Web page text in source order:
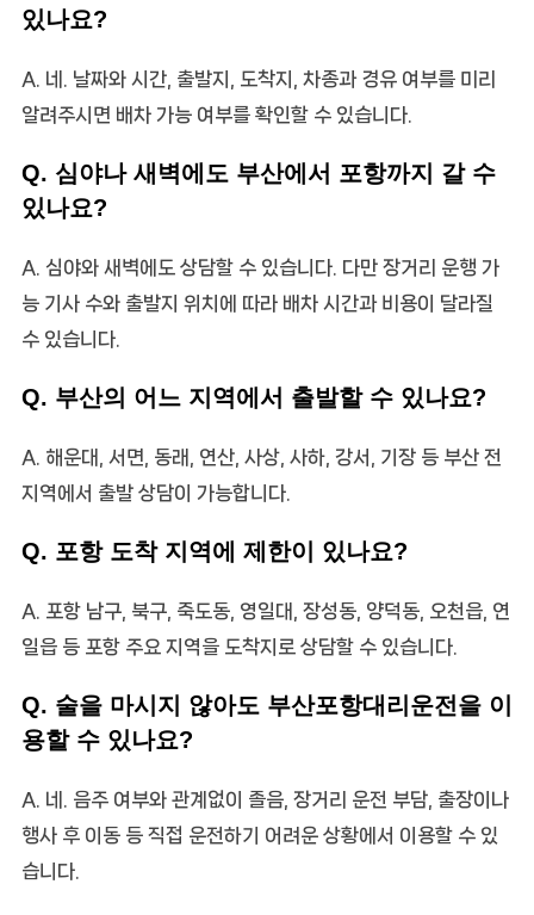
있나요?
A. 네. 날짜와 시간, 출발지, 도착지, 차종과 경유 여부를 미리
알려주시면 배차 가능 여부를 확인할 수 있습니다.
Q. 심야나 새벽에도 부산에서 포항까지 갈 수
있나요?
A. 심야와 새벽에도 상담할 수 있습니다. 다만 장거리 운행 가
능 기사 수와 출발지 위치에 따라 배차 시간과 비용이 달라질
수 있습니다.
Q. 부산의 어느 지역에서 출발할 수 있나요?
A. 해운대, 서면, 동래, 연산, 사상, 사하, 강서, 기장 등 부산 전
지역에서 출발 상담이 가능합니다.
Q. 포항 도착 지역에 제한이 있나요?
A. 포항 남구, 북구, 죽도동, 영일대, 장성동, 양덕동, 오천읍, 연
일읍 등 포항 주요 지역을 도착지로 상담할 수 있습니다.
Q. 술을 마시지 않아도 부산포항대리운전을 이
용할 수 있나요?
A. 네. 음주 여부와 관계없이 졸음, 장거리 운전 부담, 출장이나
행사 후 이동 등 직접 운전하기 어려운 상황에서 이용할 수 있
습니다.